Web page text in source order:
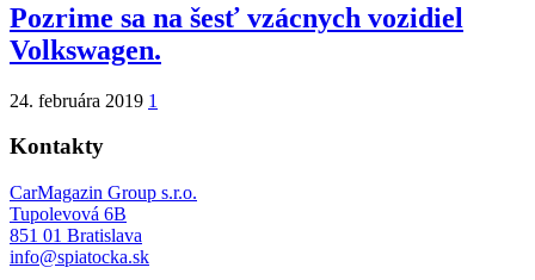
Pozrime sa na šesť vzácnych vozidiel
Volkswagen.
24. februára 2019 1
Kontakty
CarMagazin Group s.r.o.
Tupolevová 6B
851 01 Bratislava
info@spiatocka.sk